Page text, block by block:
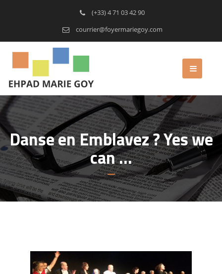
(+33) 4 71 03 42 90
courrier@foyermariegoy.com
Danse en Emblavez ? Yes we
can …